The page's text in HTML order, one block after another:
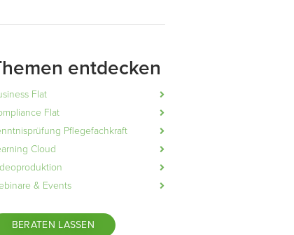
entdecken
Flat
Flat
Pflegefachkraft
Cloud
& Events
BERATEN LASSEN